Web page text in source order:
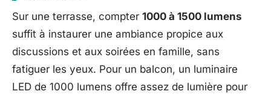
Sur une terrasse, compter 1000 à 1500 lumens
suffit à instaurer une ambiance propice aux
discussions et aux soirées en famille, sans
fatiguer les yeux. Pour un balcon, un luminaire
LED de 1000 lumens offre assez de lumière pour